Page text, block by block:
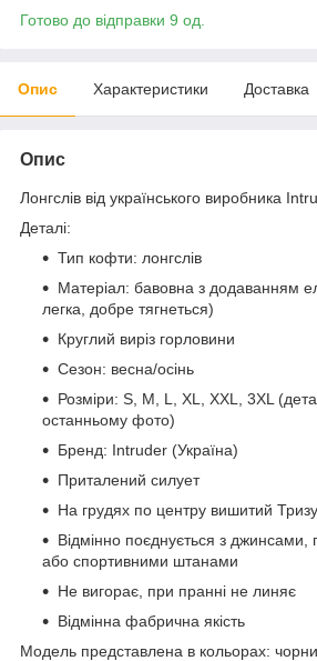
Готово до відправки 9 од.
Опис Характеристики Доставка
Опис
Лонгслів від українського виробника
Деталі:
Тип кофти: лонгслів
Матеріал: бавовна з додаванням
легка, добре тягнеться)
Круглий виріз горловини
Сезон: весна/осінь
Розміри: S, M, L, XL, XXL, 3XL
останньому фото)
Бренд: Intruder (Україна)
Приталений силует
На грудях по центру вишитий
Відмінно поєднується з джинсами,
або спортивними штанами
Не вигорає, при пранні не линяє
Відмінна фабрична якість
Модель представлена в кольорах: